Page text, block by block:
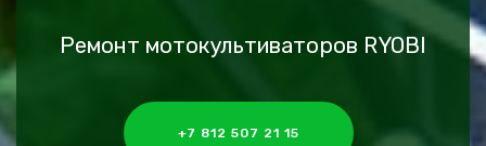
Ремонт мотокультиваторов RYOBI
+7 812 507 21 15